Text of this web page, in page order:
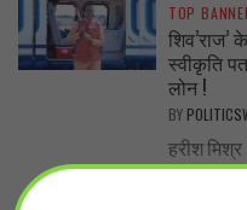
TOP
शिव’राज’
स्वीकृति
लोन !
BY
हरीश
शिवराज